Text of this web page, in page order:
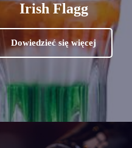
Irish Flagg
Dowiedzieć się więcej